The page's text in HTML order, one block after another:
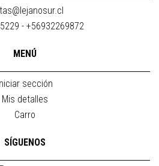
- +56932269872
MENÚ
Iniciar sección
Mis detalles
Carro
SÍGUENOS